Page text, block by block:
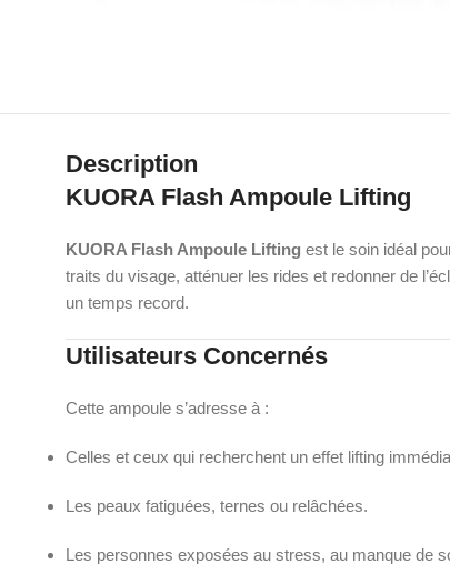
Description
KUORA Flash Ampoule Lifting
KUORA Flash Ampoule Lifting est le soin idéal
traits du visage, atténuer les rides et redonner de
un temps record.
Utilisateurs Concernés
Cette ampoule s’adresse à :
Celles et ceux qui recherchent un effet lifting
Les peaux fatiguées, ternes ou relâchées.
Les personnes exposées au stress, au manque de